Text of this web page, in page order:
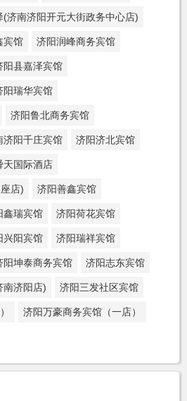
(济南济阳开元大街政务中心店)
宾馆 济阳润峰商务宾馆
阳县嘉泽宾馆
阳瑞华宾馆
济阳鲁北商务宾馆
济阳千庄宾馆 济阳济北宾馆
天国际酒店
店) 济阳善鑫宾馆
鑫瑞宾馆 济阳荷花宾馆
兴阳宾馆 济阳瑞祥宾馆
阳坤泰商务宾馆 济阳志东宾馆
南济阳店) 济阳三发社区宾馆
济阳万豪商务宾馆（一店）